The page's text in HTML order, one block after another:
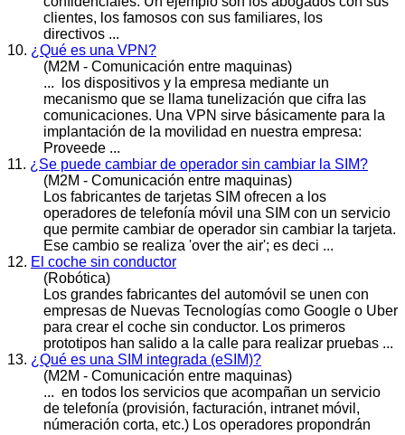
clientes, los famosos con sus familiares, los
directivos ...
10. ¿Qué es una VPN?
(M2M - Comunicación entre maquinas)
... los dispositivos y la empresa mediante un
mecanismo que se llama tunelización que cifra las
comunicaciones. Una VPN sirve básicamente para la
implantación de la movil idad en nuestra empresa:
Proveede ...
11. ¿Se puede cambiar de operador sin cambiar la SIM?
(M2M - Comunicación entre maquinas)
Los fabricantes de tarjetas SIM ofrecen a los
operadores de telefonía móvil una SIM con un servicio
que permite cambiar de operador sin cambiar la tarjeta.
Ese cambio se realiza 'over the air'; es deci ...
12. El coche sin conductor
(Robótica)
Los grandes fabricantes del automóvil se unen con
empresas de Nuevas Tecnologías como Google o Uber
para crear el coche sin conductor. Los primeros
prototipos han salido a la calle para realizar pruebas ...
13. ¿Qué es una SIM integrada (eSIM)?
(M2M - Comunicación entre maquinas)
... en todos los servicios que acompañan un servicio
de telefonía (provisión, facturación, intranet móvil ,
númeración corta, etc.) Los operadores propondrán